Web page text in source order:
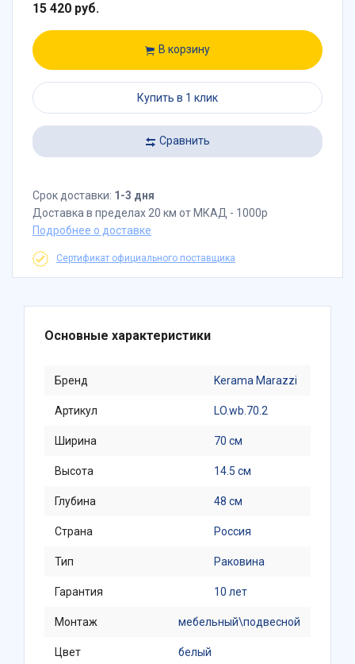
15 420 руб.
В корзину
Купить в 1 клик
Сравнить
Срок доставки: 1-3 дня
Доставка в пределах 20 км от МКАД - 1000р
Подробнее о доставке
Сертификат официального поставщика
Основные характеристики
Бренд Kerama Marazzi
Артикул LO.wb.70.2
Ширина 70 см
Высота 14.5 см
Глубина 48 см
Страна Россия
Тип Раковина
Гарантия 10 лет
Монтаж мебельный\подвесной
Цвет белый